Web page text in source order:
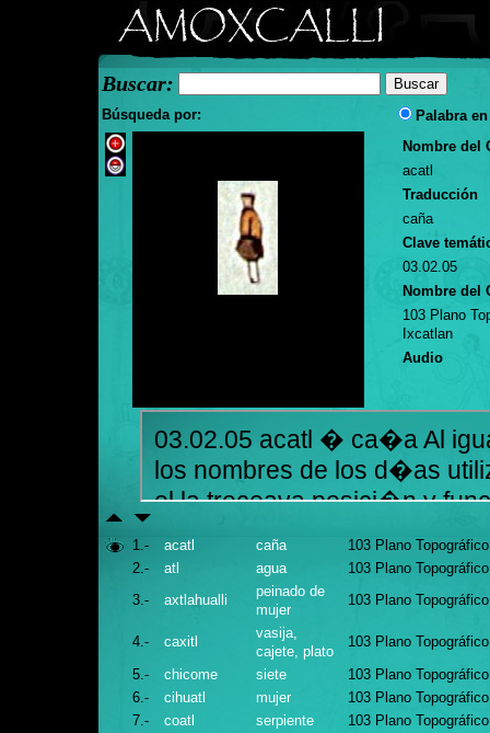
Buscar:
Búsqueda por:
Palabra
Nombre del
acatl
Traducción
caña
Clave
03.02.05
Nombre del
103 Plano
Ixcatlan
Audio
1.- acatl caña
103 Plano
2.-
atl agua
103 Plano
3.-
axtlahualli
peinado de
mujer
103 Plano
4.- caxitl
vasija,
cajete, plato
103 Plano
5.-
chicome siete
103 Plano
6.-
cihuatl mujer
103 Plano
7.-
coatl serpiente
103 Plano